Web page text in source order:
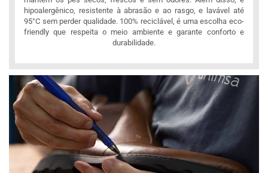
hipoalergênico, resistente à abrasão e ao rasgo, e lavável até
95°C sem perder qualidade. 100% reciclável, é uma escolha eco-
friendly que respeita o meio ambiente e garante conforto e
durabilidade.